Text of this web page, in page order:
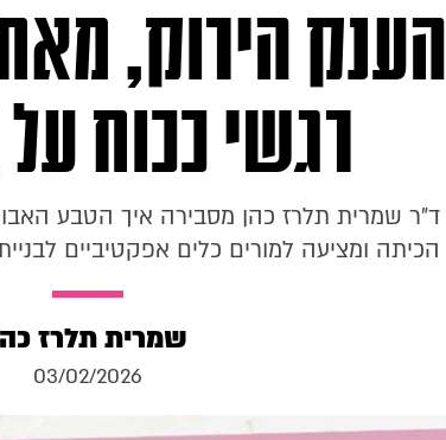
הענק הירוק,
רגשי ככוח
ד"ר שמרית תלרז כהן מסבירה איך הטבע
הכיתה ומציעה למורים כלים אפקטיביים
שמרית תלרז
03/02/2026